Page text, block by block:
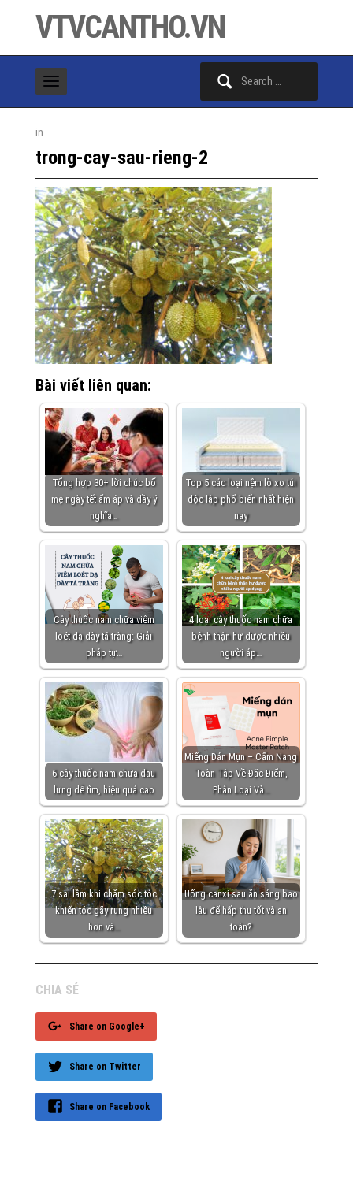
VTVCANTHO.VN
in
trong-cay-sau-rieng-2
Bài viết liên quan:
Tổng hợp 30+ lời chúc bố
mẹ ngày tết ấm áp và đầy ý
nghĩa…
Top 5 các loại nệm lò xo túi
độc lập phổ biến nhất hiện
nay
Cây thuốc nam chữa viêm
loét dạ dày tá tràng: Giải
pháp tự…
4 loại cây thuốc nam chữa
bệnh thận hư được nhiều
người áp…
6 cây thuốc nam chữa đau
lưng dễ tìm, hiệu quả cao
Miếng Dán Mụn – Cẩm Nang
Toàn Tập Về Đặc Điểm,
Phân Loại Và…
7 sai lầm khi chăm sóc tóc
khiến tóc gãy rụng nhiều
hơn và…
Uống canxi sau ăn sáng bao
lâu để hấp thu tốt và an
toàn?
CHIA SẺ
Share on Google+
Share on Twitter
Share on Facebook